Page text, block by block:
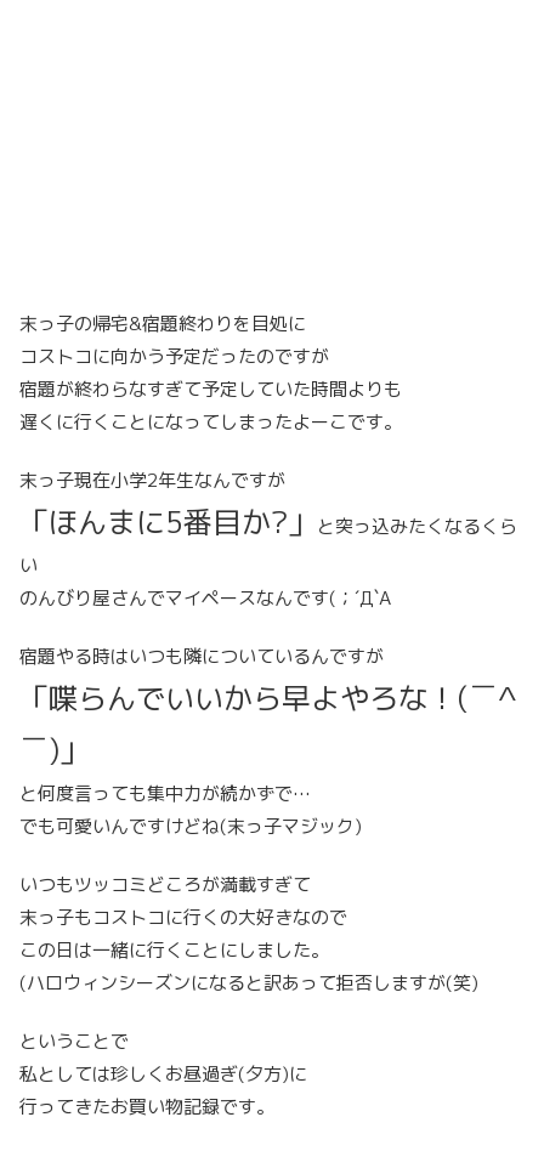
末っ子の帰宅&宿題終わりを目処に
コストコに向かう予定だったのですが
宿題が終わらなすぎて予定していた時間よりも
遅くに行くことになってしまったよーこです。
末っ子現在小学2年生なんですが
「ほんまに5番目か?」
と突っ込みたくなるくら
い
のんびり屋さんでマイペースなんです(；´Д`A
宿題やる時はいつも隣についているんですが
「喋らんでいいから早よやろな！(￣^
￣)」
と何度言っても集中力が続かずで…
でも可愛いんですけどね(末っ子マジック)
いつもツッコミどころが満載すぎて
末っ子もコストコに行くの大好きなので
この日は一緒に行くことにしました。
(ハロウィンシーズンになると訳あって拒否しますが(笑)
ということで
私としては珍しくお昼過ぎ(夕方)に
行ってきたお買い物記録です。